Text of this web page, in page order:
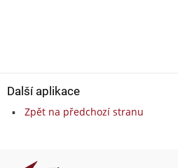
Další aplikace
Zpět na předchozí stranu